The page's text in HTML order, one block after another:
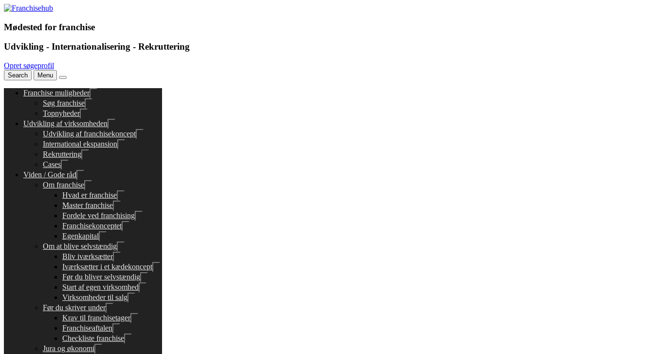
Mødested for franchise
Udvikling - Internationalisering - Rekruttering
Opret søgeprofil
Search Menu
Franchise muligheder
Søg franchise
Topnyheder
Udvikling af virksomheden
Udvikling af franchisekoncept
International ekspansion
Rekruttering
Cases
Viden / Gode råd
Om franchise
Hvad er franchise
Master franchise
Fordele ved franchising
Franchisekonceptet
Egenkapital
Om at blive selvstændig
Bliv iværksætter
Iværksætter i et kædekoncept
Før du bliver selvstændig
Start af egen virksomhed
Virksomheder til salg
Før du skriver under
Krav til franchisetager
Franchiseaftalen
Checkliste franchise
Jura og økonomi